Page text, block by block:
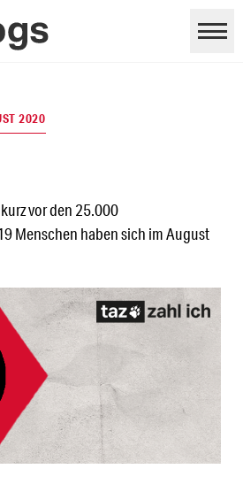
2020
vor den 25.000
Menschen haben sich im August